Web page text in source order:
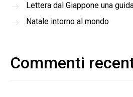
Lettera dal Giappone una
Natale intorno al mondo
Commenti